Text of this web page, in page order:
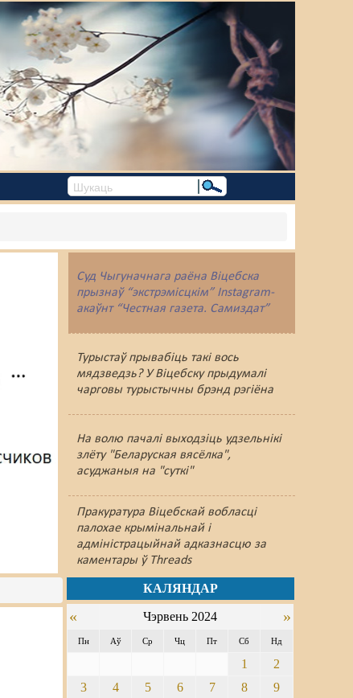
Суд Чыгуначнага раёна Віцебска
прызнаў “экстрэмісцкім” Instagram-
акаўнт “Честная газета. Самиздат”
Турыстаў прывабіць такі вось
мядзведзь? У Віцебску прыдумалі
чарговы турыстычны брэнд рэгіёна
На волю пачалі выходзіць удзельнікі
злёту "Беларуская вясёлка",
асуджаныя на "суткі"
Пракуратура Віцебскай вобласці
палохае крымінальнай і
адміністрацыйнай адказнасцю за
каментары ў Threads
КАЛЯНДАР
« Чэрвень 2024 »
Пн Аў Ср Чц Пт Сб Нд
1
2
3
4 5 6 7 8
9